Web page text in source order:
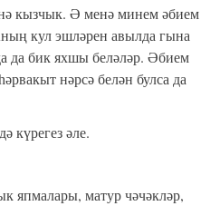
кызчык. Ә менә минем әбием
кул эшләрен авылда гына
да бик яхшы беләләр. Әбием
нәрсә белән булса да
күрегез әле.
япмалары, матур чәчәкләр,